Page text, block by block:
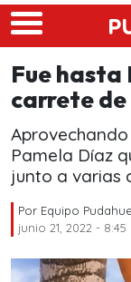
Skip to main
Fue hasta
carrete
Pamela Díaz
junto a varias
Por Equipo
junio 21, 2022 - 8:45